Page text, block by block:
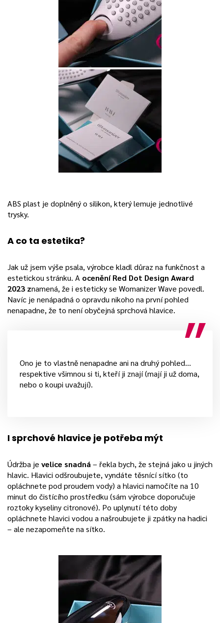
ABS plast je doplněný o silikon, který lemuje jednotlivé
trysky.
A co ta estetika?
Jak už jsem výše psala, výrobce kladl důraz na funkčnost a
estetickou stránku. A ocenění Red Dot Design Award
2023 znamená, že i esteticky se Womanizer Wave povedl.
Navíc je nenápadná o opravdu nikoho na první pohled
nenapadne, že to není obyčejná sprchová hlavice.
Ono je to vlastně nenapadne ani na druhý pohled…
respektive všimnou si ti, kteří ji znají (mají ji už doma,
nebo o koupi uvažují).
I sprchové hlavice je potřeba mýt
Údržba je velice snadná – řekla bych, že stejná jako u jiných
hlavic. Hlavici odšroubujete, vyndáte těsnící sítko (to
opláchnete pod proudem vody) a hlavici namočíte na 10
minut do čistícího prostředku (sám výrobce doporučuje
roztoky kyseliny citronové). Po uplynutí této doby
opláchnete hlavici vodou a našroubujete ji zpátky na hadici
– ale nezapomeňte na sítko.